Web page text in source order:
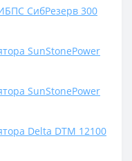
СибРезерв 300
SunStonePower
SunStonePower
Delta DTM 12100